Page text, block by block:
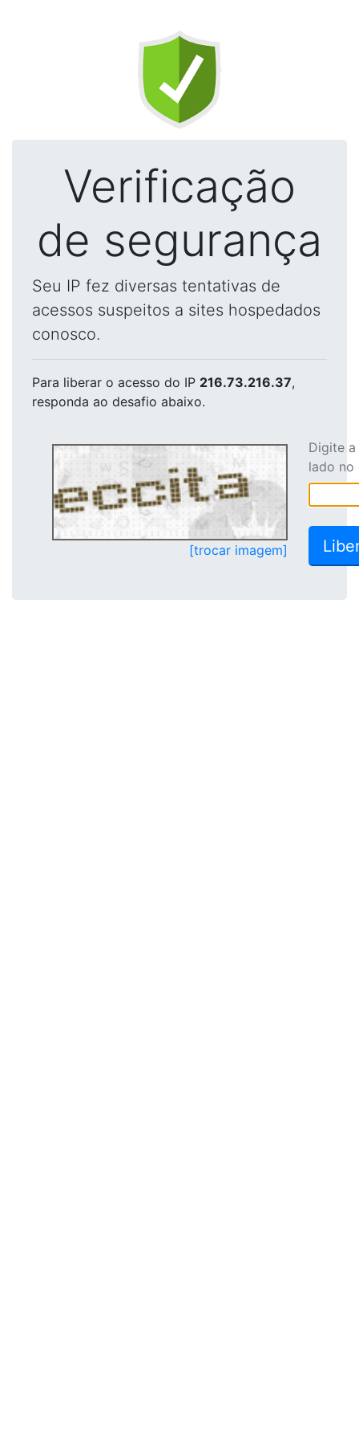
Verificação
de segurança
Seu IP fez diversas tentativas de
acessos suspeitos a sites hospedados
conosco.
Para liberar o acesso do IP 216.73.216.37,
responda ao desafio abaixo.
[trocar imagem]
Digite
lado no